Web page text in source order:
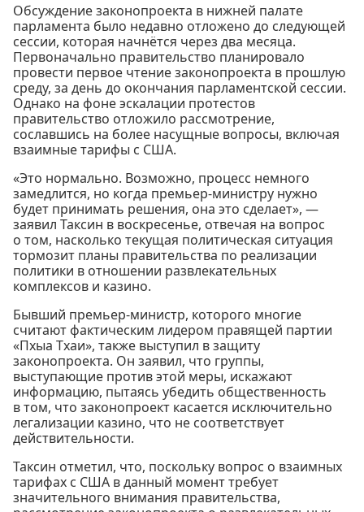
Обсуждение законопроекта в нижней палате
парламента было недавно отложено до следующей
сессии, которая начнётся через два месяца.
Первоначально правительство планировало
провести первое чтение законопроекта в прошлую
среду, за день до окончания парламентской сессии.
Однако на фоне эскалации протестов
правительство отложило рассмотрение,
сославшись на более насущные вопросы, включая
взаимные тарифы с США.
«Это нормально. Возможно, процесс немного
замедлится, но когда премьер-министру нужно
будет принимать решения, она это сделает», —
заявил Таксин в воскресенье, отвечая на вопрос
о том, насколько текущая политическая ситуация
тормозит планы правительства по реализации
политики в отношении развлекательных
комплексов и казино.
Бывший премьер-министр, которого многие
считают фактическим лидером правящей партии
«Пхыа Тхаи», также выступил в защиту
законопроекта. Он заявил, что группы,
выступающие против этой меры, искажают
информацию, пытаясь убедить общественность
в том, что законопроект касается исключительно
легализации казино, что не соответствует
действительности.
Таксин отметил, что, поскольку вопрос о взаимных
тарифах с США в данный момент требует
значительного внимания правительства,